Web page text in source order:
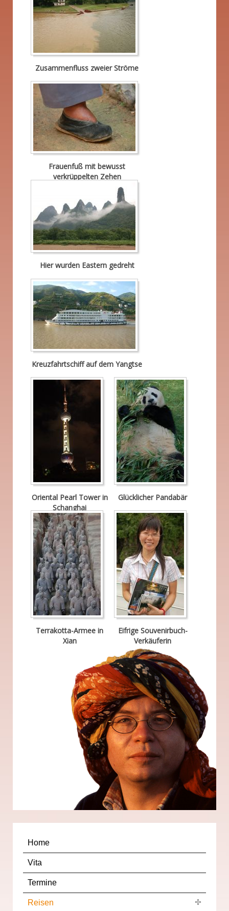
Zusammenfluss zweier Ströme
Frauenfuß mit bewusst
verkrüppelten Zehen
Hier wurden Eastern gedreht
Kreuzfahrtschiff auf dem Yangtse
Oriental Pearl Tower in
Schanghai
Glücklicher Pandabär
Terrakotta-Armee in
Xian
Eifrige Souvenirbuch-
Verkäuferin
Home
Vita
Termine
Reisen